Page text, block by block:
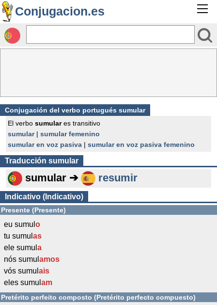
Conjugacion.es
Conjugación del verbo portugués sumular
El verbo sumulares transitivo
sumular| sumular femenino
sumular en voz pasiva | sumular en voz pasiva femenino
Traducción sumular
sumular ➔ resumir
Indicativo (Indicativo)
Presente (Presente)
eu sumul o
tu sumul as
ele sumul a
nós sumul amos
vós sumul ais
eles sumul am
Pretérito perfeito composto (Pretérito perfecto compuesto)